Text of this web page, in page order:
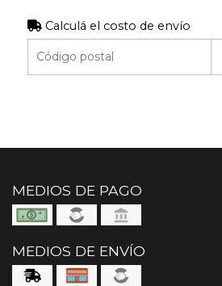
Calculá el costo de envío
MEDIOS DE PAGO
MEDIOS DE ENVÍO